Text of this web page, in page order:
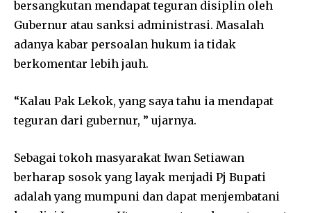
bersangkutan mendapat teguran disiplin oleh
Gubernur atau sanksi administrasi. Masalah
adanya kabar persoalan hukum ia tidak
berkomentar lebih jauh.
“Kalau Pak Lekok, yang saya tahu ia mendapat
teguran dari gubernur, ” ujarnya.
Sebagai tokoh masyarakat Iwan Setiawan
berharap sosok yang layak menjadi Pj Bupati
adalah yang mumpuni dan dapat menjembatani